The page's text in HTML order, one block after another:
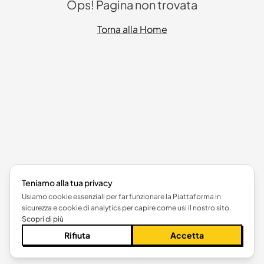
Ops! Pagina non trovata
Torna alla Home
Teniamo alla tua privacy
Usiamo cookie essenziali per far funzionare la Piattaforma in
sicurezza e cookie di analytics per capire come usi il nostro sito.
Scopri di più
Rifiuta Accetta